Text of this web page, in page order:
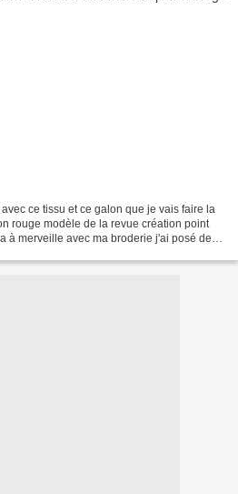
ce tissu et ce galon que je vais faire la
rouge modèle de la revue création point
à merveille avec ma broderie j'ai posé de